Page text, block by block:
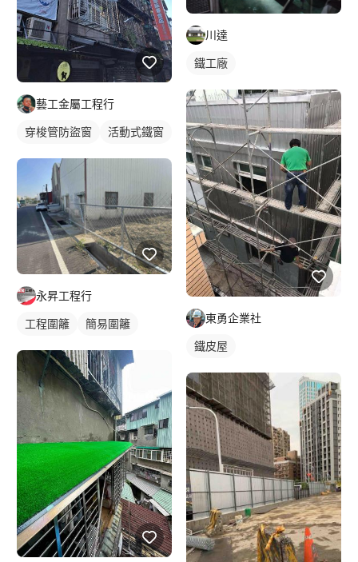
藝工金屬工程行
穿梭管防盜窗 活動式鐵窗
永昇工程行
工程圍籬 簡易圍籬
川達
鐵工廠
東勇企業社
鐵皮屋